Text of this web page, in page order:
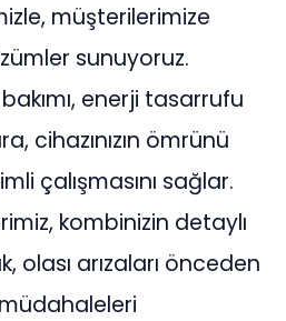
müşterilerimize
sunuyoruz.
enerji tasarrufu
cihazınızın ömrünü
çalışmasını sağlar.
kombinizin detaylı
olası arızaları önceden